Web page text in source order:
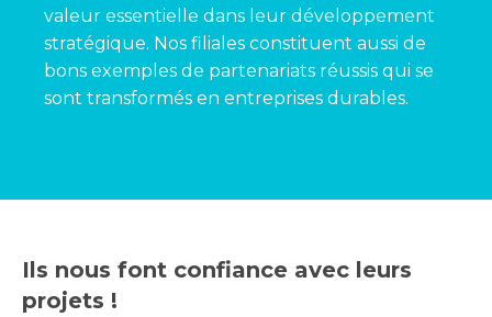
valeur essentielle dans leur développement
stratégique. Nos filiales constituent aussi de
bons exemples de partenariats réussis qui se
sont transformés en entreprises durables.
Ils nous font confiance avec leurs
projets !